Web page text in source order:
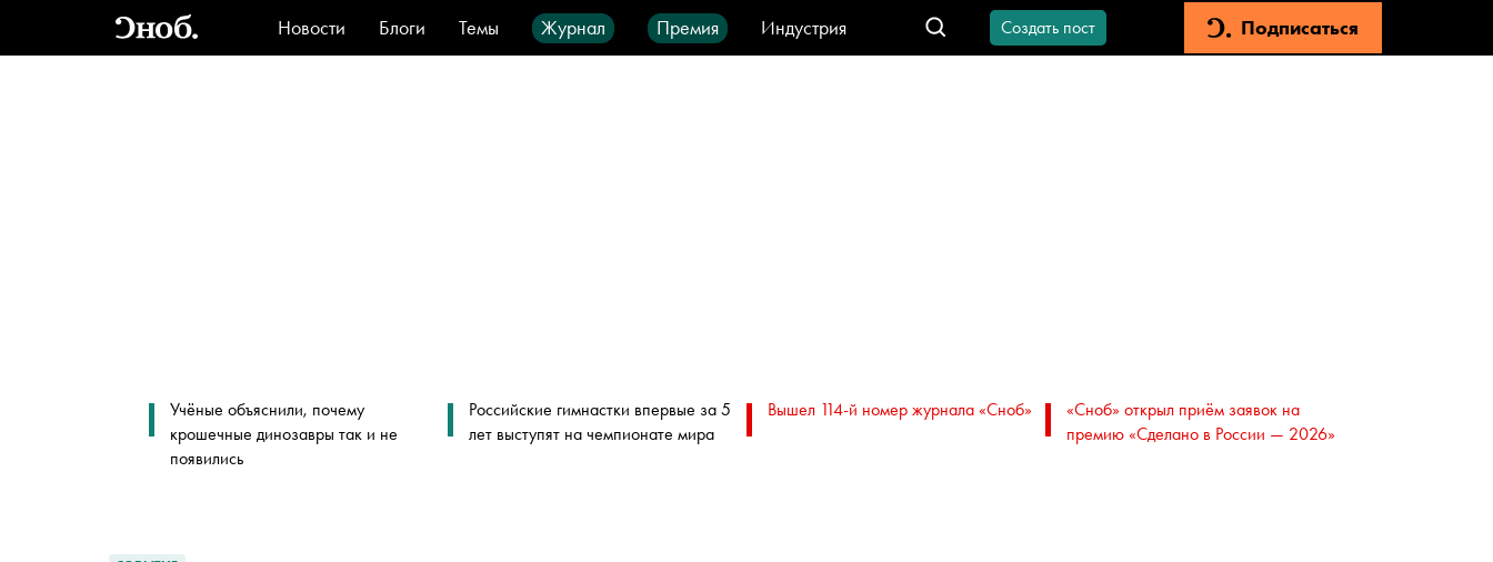
Новости Блоги Темы Журнал Премия
Индустрия
Стиль
Видео Город IT-продукты
Создать пост Подписаться
Учёные объяснили, почему
крошечные динозавры так и не
появились
Российские гимнастки впервые за 5
лет выступят на чемпионате мира
Вышел 114-й номер журнала «Сноб»
«Сноб» открыл приём заявок на
премию «Сделано в России — 2026»